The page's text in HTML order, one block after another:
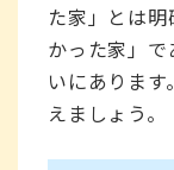
た家」とは
かった家」
いにありま
えましょう。